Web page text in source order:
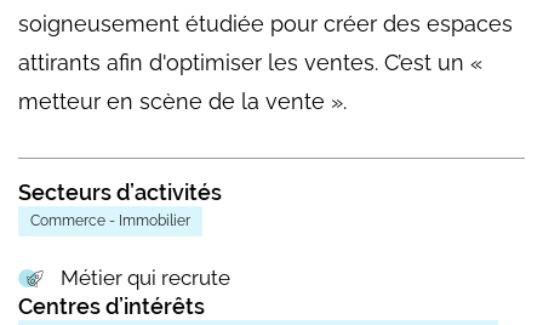
soigneusement étudiée pour créer des espaces
attirants afin d'optimiser les ventes. C’est un «
metteur en scène de la vente ».
Secteurs d’activités
Commerce - Immobilier
Métier qui recrute
Centres d’intérêts